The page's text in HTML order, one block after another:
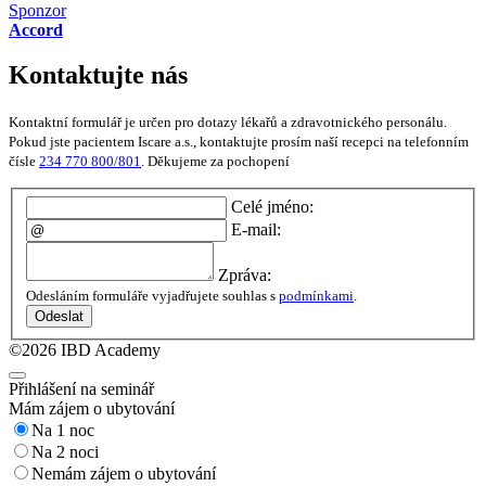
Sponzor
Accord
Kontaktujte nás
Kontaktní formulář je určen pro dotazy lékařů a zdravotnického personálu.
Pokud jste pacientem Iscare a.s., kontaktujte prosím naší recepci na telefonním
čísle 234 770 800/801. Děkujeme za pochopení
Celé jméno:
E-mail:
Zpráva:
Odesláním formuláře vyjadřujete souhlas s podmínkami
Odeslat
©2026 IBD Academy
Přihlášení na seminář
Mám zájem o ubytování
Na 1 noc
Na 2 noci
Nemám zájem o ubytování